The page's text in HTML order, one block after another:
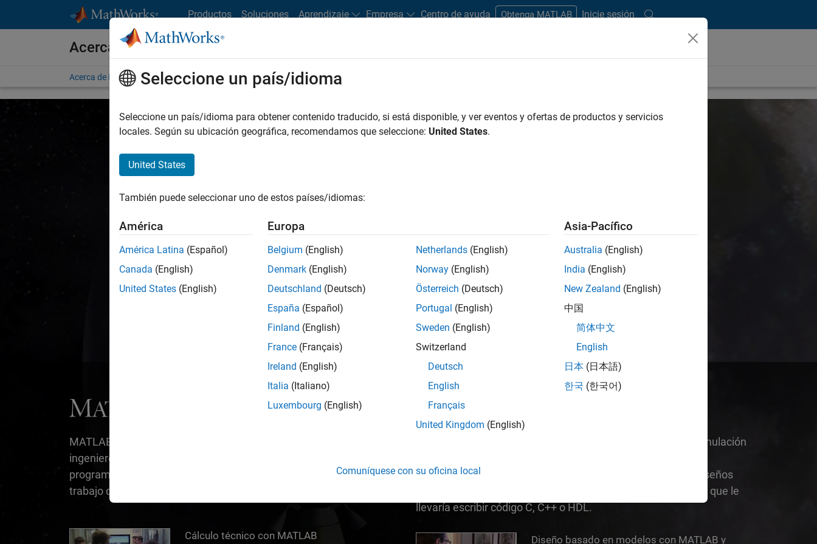
Productos Soluciones Aprendizaje Empresa Centro de ayuda Obtenga MATLAB Inicie sesión
Acerca de MathWorks
Acerca de MathWorks Ofertas de empleo Misión social Sala de prensa
Accelerating the Pace of Engineering and Science
En MathWorks creemos en la importancia de los ingenieros y los científicos.Desarrollan el
conocimiento humano y mejoran profundamente nuestro nivel de vida.
Hemos creado MATLAB y Simulink para ayudarlos a hacer su mejor trabajo.
MATLAB
ingenieros y científicos. Ya sea para matemáticas, gráficas o
programación, su diseño se adapta a la forma en que piensa y el
trabajo que realiza.
Cálculo técnico con MATLABCálculo técnico con MATLAB
es un entorno de diagramas de bloques para la simulación
multidominio y embebidos. Explore, pruebe e implemente diseños
que de otro modo no consideraría en una fracción del tiempo que le
llevaría escribir código C, C++ o HDL.
Diseño basado en modelos con MATLAB y Simulink
Diseño basado en modelos con MATLAB y
Seleccione un país/idioma
Seleccione un país/idioma para obtener contenido traducido, si está disponible, y ver eventos y ofertas de productos y servicios
locales. Según su ubicación geográfica, recomendamos que seleccione: United States.
United States
También puede seleccionar uno de estos países/idiomas:
América
América Latina (Español)
Canada (English)
United States (English)
Europa
Belgium (English)
Denmark (English)
Deutschland (Deutsch)
España (Español)
Finland (English)
France (Français)
Ireland (English)
Italia (Italiano)
Luxembourg (English)
Netherlands (English)
Norway (English)
Österreich (Deutsch)
Portugal (English)
Sweden (English)
Switzerland
Deutsch
English
Français
United Kingdom (English)
Asia-Pacífico
Australia (English)
India (English)
New Zealand (English)
中国
简体中文
English
日本 (日本語)
한국 (한국어)
Comuníquese con su oficina local